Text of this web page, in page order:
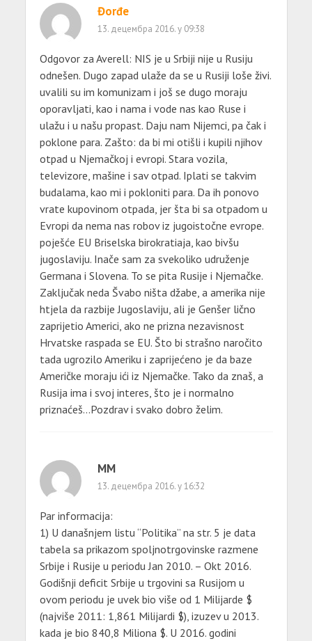
Đorđe
13. децембра 2016. у 09:38
Odgovor za Averell: NIS je u Srbiji nije u Rusiju
odnešen. Dugo zapad ulaže da se u Rusiji loše živi.
uvalili su im komunizam i još se dugo moraju
oporavljati, kao i nama i vode nas kao Ruse i
ulažu i u našu propast. Daju nam Nijemci, pa čak i
poklone para. Zašto: da bi mi otišli i kupili njihov
otpad u Njemačkoj i evropi. Stara vozila,
televizore, mašine i sav otpad. Iplati se takvim
budalama, kao mi i pokloniti para. Da ih ponovo
vrate kupovinom otpada, jer šta bi sa otpadom u
Evropi da nema nas robov iz jugoistočne evrope.
poješće EU Briselska birokratiaja, kao bivšu
jugoslaviju. Inače sam za svekoliko udruženje
Germana i Slovena. To se pita Rusije i Njemačke.
Zaključak neda Švabo ništa džabe, a amerika nije
htjela da razbije Jugoslaviju, ali je Genšer lično
zaprijetio Americi, ako ne prizna nezavisnost
Hrvatske raspada se EU. Što bi strašno naročito
tada ugrozilo Ameriku i zaprijećeno je da baze
Američke moraju ići iz Njemačke. Tako da znaš, a
Rusija ima i svoj interes, što je i normalno
priznaćeš…Pozdrav i svako dobro želim.
MM
13. децембра 2016. у 16:32
Par informacija:
1) U današnjem listu “Politika” na str. 5 je data
tabela sa prikazom spoljnotrgovinske razmene
Srbije i Rusije u periodu Jan 2010. – Okt 2016.
Godišnji deficit Srbije u trgovini sa Rusijom u
ovom periodu je uvek bio više od 1 Milijarde $
(najviše 2011: 1,861 Milijardi $), izuzev u 2013.
kada je bio 840,8 Miliona $. U 2016. godini